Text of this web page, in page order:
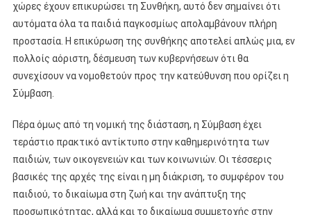
χώρες έχουν επικυρώσει τη Συνθήκη, αυτό δεν σημαίνει ότι
αυτόματα όλα τα παιδιά παγκοσμίως απολαμβάνουν πλήρη
προστασία. Η επικύρωση της συνθήκης αποτελεί απλώς μια, εν
πολλοίς αόριστη, δέσμευση των κυβερνήσεων ότι θα
συνεχίσουν να νομοθετούν προς την κατεύθυνση που ορίζει η
Σύμβαση.
Πέρα όμως από τη νομική της διάσταση, η Σύμβαση έχει
τεράστιο πρακτικό αντίκτυπο στην καθημερινότητα των
παιδιών, των οικογενειών και των κοινωνιών. Οι τέσσερις
βασικές της αρχές της είναι η μη διάκριση, το συμφέρον του
παιδιού, το δικαίωμα στη ζωή και την ανάπτυξη της
προσωπικότητας, αλλά και το δικαίωμα συμμετοχής στην